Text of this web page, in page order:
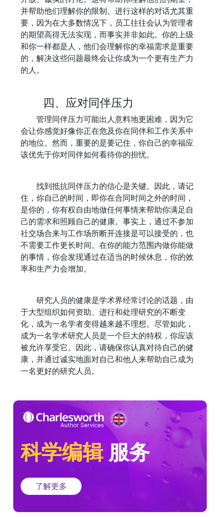
并帮助他们理解你的限制。进行这样的对话尤其重
要，因为在大多数情况下，员工往往会认为管理者
的期望高得无法实现，而事实并非如此。你的上级
和你一样都是人，他们会理解你的幸福需求是重要
的，解决这些问题最终会让你成为一个更有生产力
的人。
四、应对同伴压力
管理同伴压力可能出人意料地更困难，因为它
会让你感觉好像你正在危及你在同伴和工作关系中
的地位。然而，重要的是要记住，你自己的幸福应
该优先于你对同伴如何看待你的担忧。
找到抵抗同伴压力的信心是关键。因此，请记
住，你自己的时间，即你在合同时间之外的时间，
是你的，你有权自由地做任何事情来帮助你满足自
己的需求和照顾自己的健康。事实上，通过不参加
社交场合来与工作场所断开连接是可以接受的，也
不需要工作更长时间。在你的能力范围内做你能做
的事情，你会发现通过在适当的时候休息，你的效
率和生产力会增加。
研究人员的健康是学术界经常讨论的话题，由
于大型组织如何资助、进行和处理研究的不断变
化，成为一名学者变得越来越不理想。尽管如此，
成为一名学术研究人员是一个巨大的特权，你应该
被允许享受它。因此，请确保你认真对待自己的健
康，并通过诚实地面对自己和他人来帮助自己成为
一名更好的研究人员。
科学编辑服务
了解更多